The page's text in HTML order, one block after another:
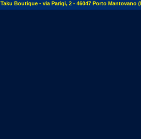
Taku Boutique - via Parigi, 2 - 46047 Porto Mantovano